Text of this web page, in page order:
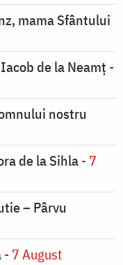
mama Sfântului
de la Neamț -
nostru
de la Sihla- 7
– Pârvu
- 7 August